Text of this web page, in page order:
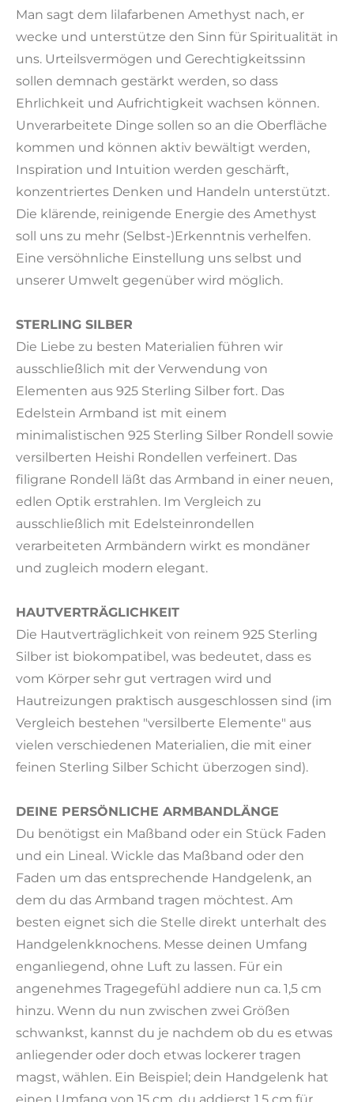
Man sagt dem lilafarbenen Amethyst nach, er
wecke und unterstütze den Sinn für Spiritualität in
uns. Urteilsvermögen und Gerechtigkeitssinn
sollen demnach gestärkt werden, so dass
Ehrlichkeit und Aufrichtigkeit wachsen können.
Unverarbeitete Dinge sollen so an die Oberfläche
kommen und können aktiv bewältigt werden,
Inspiration und Intuition werden geschärft,
konzentriertes Denken und Handeln unterstützt.
Die klärende, reinigende Energie des Amethyst
soll uns zu mehr (Selbst-)Erkenntnis verhelfen.
Eine versöhnliche Einstellung uns selbst und
unserer Umwelt gegenüber wird möglich.
STERLING SILBER
Die Liebe zu besten Materialien führen wir
ausschließlich mit der Verwendung von
Elementen aus 925 Sterling Silber fort. Das
Edelstein Armband ist mit einem
minimalistischen 925 Sterling Silber Rondell sowie
versilberten Heishi Rondellen verfeinert. Das
filigrane Rondell läßt das Armband in einer neuen,
edlen Optik erstrahlen. Im Vergleich zu
ausschließlich mit Edelsteinrondellen
verarbeiteten Armbändern wirkt es mondäner
und zugleich modern elegant.
HAUTVERTRÄGLICHKEIT
Die Hautverträglichkeit von reinem 925 Sterling
Silber ist biokompatibel, was bedeutet, dass es
vom Körper sehr gut vertragen wird und
Hautreizungen praktisch ausgeschlossen sind (im
Vergleich bestehen "versilberte Elemente" aus
vielen verschiedenen Materialien, die mit einer
feinen Sterling Silber Schicht überzogen sind).
DEINE PERSÖNLICHE ARMBANDLÄNGE
Du benötigst ein Maßband oder ein Stück Faden
und ein Lineal. Wickle das Maßband oder den
Faden um das entsprechende Handgelenk, an
dem du das Armband tragen möchtest. Am
besten eignet sich die Stelle direkt unterhalt des
Handgelenkknochens. Messe deinen Umfang
enganliegend, ohne Luft zu lassen. Für ein
angenehmes Tragegefühl addiere nun ca. 1,5 cm
hinzu. Wenn du nun zwischen zwei Größen
schwankst, kannst du je nachdem ob du es etwas
anliegender oder doch etwas lockerer tragen
magst, wählen. Ein Beispiel; dein Handgelenk hat